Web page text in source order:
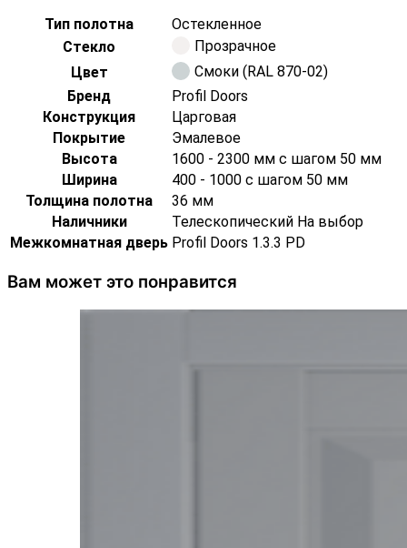
Тип полотна
Остекленное
Стекло
Прозрачное
Цвет
Смоки (RAL 870-02)
Бренд
Profil Doors
Конструкция
Царговая
Покрытие
Эмалевое
Высота
1600 - 2300 мм с шагом 50 мм
Ширина
400 - 1000 с шагом 50 мм
Толщина полотна
36 мм
Наличники
Телескопический На выбор
Межкомнатная дверь Profil Doors 1.3.3 PD
Вам может это понравится